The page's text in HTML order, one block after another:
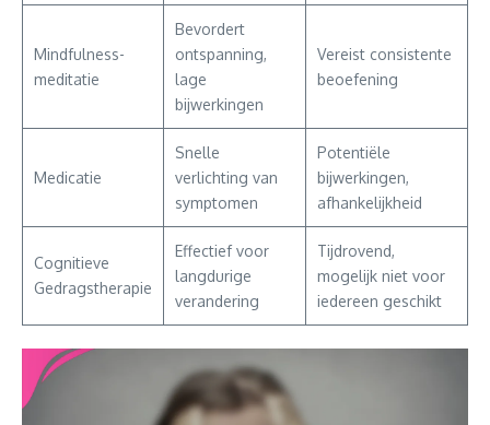
Mindfulness-
meditatie
Bevordert
ontspanning,
lage
bijwerkingen
Vereist consistente
beoefening
Medicatie
Snelle
verlichting van
symptomen
Potentiële
bijwerkingen,
afhankelijkheid
Cognitieve
Gedragstherapie
Effectief voor
langdurige
verandering
Tijdrovend,
mogelijk niet voor
iedereen geschikt